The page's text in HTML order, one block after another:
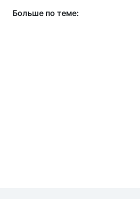
Больше по теме: